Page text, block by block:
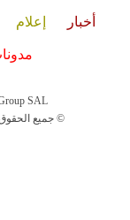
أخبار إعلام
SAL
جميع الحقوق محفوظة لمجموعة العرب اليوم الاعلامية 2025 ©